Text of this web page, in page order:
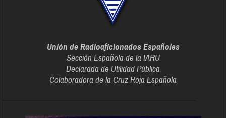
Unión de Radioaficionados Españoles
Sección Española de la IARU
Declarada de Utilidad Pública
Colaboradora de la Cruz Roja Española